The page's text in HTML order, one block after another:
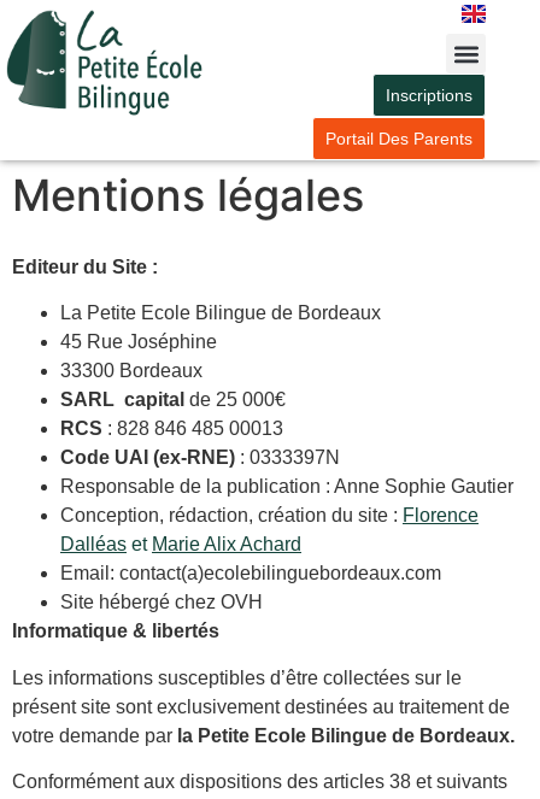
Inscriptions
Portail Des Parents
Mentions légales
Editeur du Site :
La Petite Ecole Bilingue de Bordeaux
45 Rue Joséphine
33300 Bordeaux
SARL capital de 25 000€
RCS : 828 846 485 00013
Code UAI (ex-RNE) : 0333397N
Responsable de la publication : Anne Sophie Gautier
Conception, rédaction, création du site : Florence
Dalléas et Marie Alix Achard
Email: contact(a)ecolebilinguebordeaux.com
Site hébergé chez OVH
Informatique & libertés
Les informations susceptibles d’être collectées sur le
présent site sont exclusivement destinées au traitement de
votre demande par la Petite Ecole Bilingue de Bordeaux.
Conformément aux dispositions des articles 38 et suivants